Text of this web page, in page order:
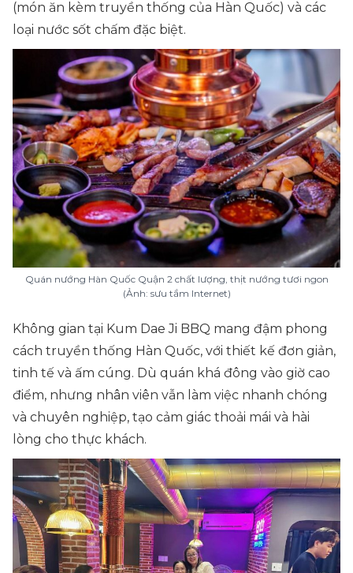
(món ăn kèm truyền thống của Hàn Quốc) và các
loại nước sốt chấm đặc biệt.
Quán nướng Hàn Quốc Quận 2 chất lượng, thịt nướng tươi ngon
(Ảnh: sưu tầm Internet)
Không gian tại Kum Dae Ji BBQ mang đậm phong
cách truyền thống Hàn Quốc, với thiết kế đơn giản,
tinh tế và ấm cúng. Dù quán khá đông vào giờ cao
điểm, nhưng nhân viên vẫn làm việc nhanh chóng
và chuyên nghiệp, tạo cảm giác thoải mái và hài
lòng cho thực khách.